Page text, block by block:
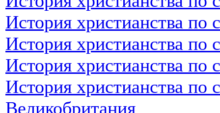
История христианства по
История христианства по
История христианства по
История христианства по
Великобритания